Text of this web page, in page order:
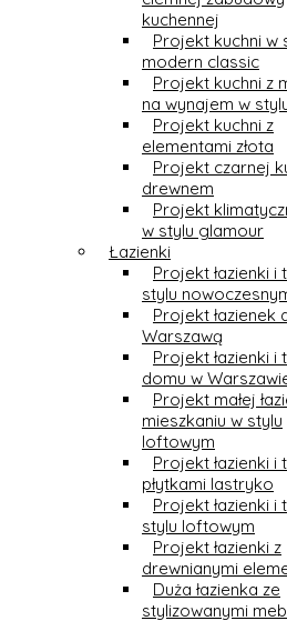
kuchennej
Projekt kuchni w
modern classic
Projekt kuchni z
na wynajem w
Projekt kuchni z
elementami złota
Projekt czarnej
drewnem
Projekt
w stylu glamour
Łazienki
Projekt łazienki i
stylu
Projekt łazienek
Warszawą
Projekt łazienki i
domu w
Projekt małej
mieszkaniu w stylu
loftowym
Projekt łazienki i
płytkami lastryko
Projekt łazienki i
stylu loftowym
Projekt łazienki z
drewnianymi
Duża łazienka ze
stylizowanymi